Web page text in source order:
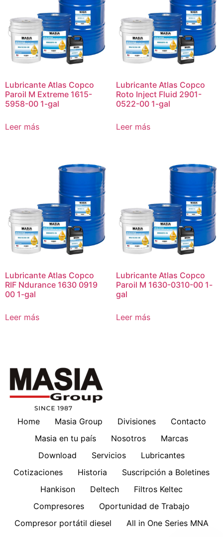
Lubricante Atlas Copco
Paroil M Extreme 1615-
5958-00 1-gal
Leer más
Lubricante Atlas Copco
Roto Inject Fluid 2901-
0522-00 1-gal
Leer más
Lubricante Atlas Copco
RIF Ndurance 1630 0919
00 1-gal
Leer más
Lubricante Atlas Copco
Paroil M 1630-0310-00 1-
gal
Leer más
Home Masia Group Divisiones
Contacto
Masia en tu país
Nosotros
Marcas
Download
Servicios
Lubricantes
Cotizaciones
Historia
Suscripción a Boletines
Hankison
Deltech
Filtros Keltec
Compresores
Oportunidad de Trabajo
Compresor portátil diesel
All in One Series MNA